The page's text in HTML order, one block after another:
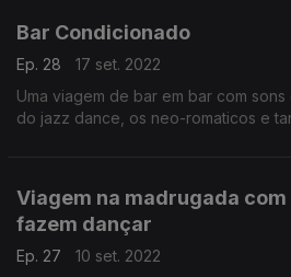
Bar Condicionado
Ep. 28
17 set. 2022
Uma viagem de bar em bar com
do jazz dance, os neo-romaticos e
Viagem na madrugada
fazem dançar
Ep. 27
10 set. 2022